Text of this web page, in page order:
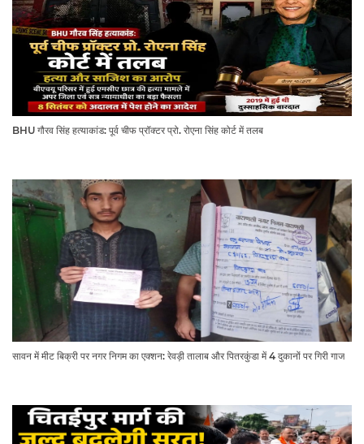
BHU गौरव सिंह हत्याकांड: पूर्व चीफ प्रॉक्टर प्रो. रोएना सिंह कोर्ट में तलब
सावन में मीट बिक्री पर नगर निगम का एक्शन: रेवड़ी तालाब और पितरकुंडा में 4 दुकानों पर गिरी गाज